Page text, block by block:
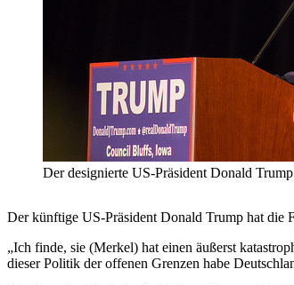
Der designierte US-Präsident Donald
Der künftige US-Präsident Donald Trump hat die
„Ich finde, sie (Merkel) hat einen äußerst
dieser Politik der offenen Grenzen habe